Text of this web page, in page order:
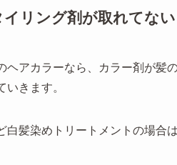
イリング剤が取れてない
ヘアカラーなら、カラー剤が髪
いきます。
白髪染めトリートメントの場合